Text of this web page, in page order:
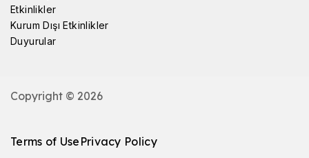
Etkinlikler
Kurum Dışı Etkinlikler
Duyurular
Copyright © 2026
Terms of Use Privacy Policy